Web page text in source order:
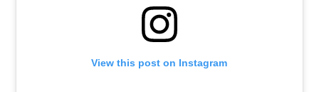
View this post on Instagram